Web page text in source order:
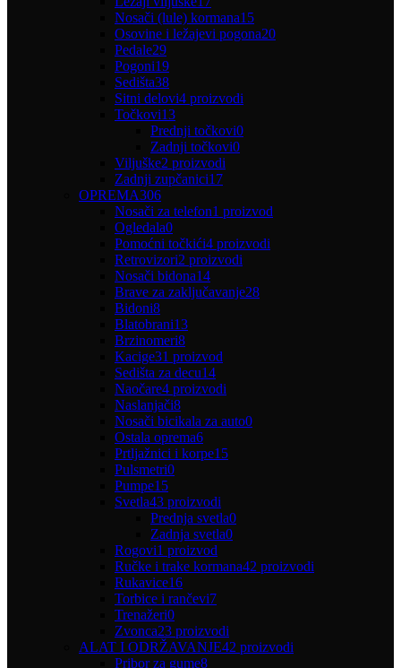
Nosači (lule) kormana15
Osovine i ležajevi pogona20
Pedale29
Pogoni19
Sedišta38
Sitni delovi4 proizvodi
Točkovi13
Prednji točkovi0
Zadnji točkovi0
Viljuške2 proizvodi
Zadnji zupčanici17
OPREMA306
Nosači za telefon1 proizvod
Ogledala0
Pomoćni točkići4 proizvodi
Retrovizori2 proizvodi
Nosači bidona14
Brave za zaključavanje28
Bidoni8
Blatobrani13
Brzinomeri8
Kacige31 proizvod
Sedišta za decu14
Naočare4 proizvodi
Naslanjači8
Nosači bicikala za auto0
Ostala oprema6
Prtljažnici i korpe15
Pulsmetri0
Pumpe15
Svetla43 proizvodi
Prednja svetla0
Zadnja svetla0
Rogovi1 proizvod
Ručke i trake kormana42 proizvodi
Rukavice16
Torbice i rančevi7
Trenažeri0
Zvonca23 proizvodi
ALAT I ODRŽAVANJE42 proizvodi
Pribor za gume8